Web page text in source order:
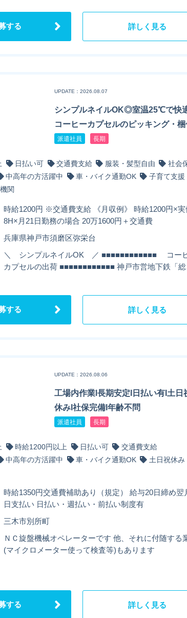
する 詳しく見る
UPDATE：2026.08.07
シンプルネイルOK◎室温25℃で快
コーヒーカプセルのピッキング・梱
派遣社員 長期
日払い可 交通費支給 服装・髪型自由
社会
中高年の方活躍中 車・バイク通勤OK
子育て支援
関
時給1200円 ※交通費支給 《月収例》 時給1200円×実
8H×月21日勤務の場合 20万1600円＋交通費
兵庫県神戸市須磨区弥栄台
＼ シンプルネイルOK ／ ■■■■■■■■■■■■ コー
カプセルの出荷 ■■■■■■■■■■■■ 神戸市営地下鉄「
する 詳しく見る
UPDATE：2026.08.06
工場内作業l長期安定l日払い有l土日
休みl社保完備l年齢不問
派遣社員 長期
時給1200円以上 日払い可
交通費支給
中高年の方活躍中 車・バイク通勤OK
土日祝休み
時給1350円交通費補助あり（規定） 給与20日締め翌
日支払い 日払い・週払い・前払い制度有
三木市別所町
ＮＣ旋盤機械オペレーターです 他、それに付随する
(マイクロメーター使って検査等)もあります
する 詳しく見る